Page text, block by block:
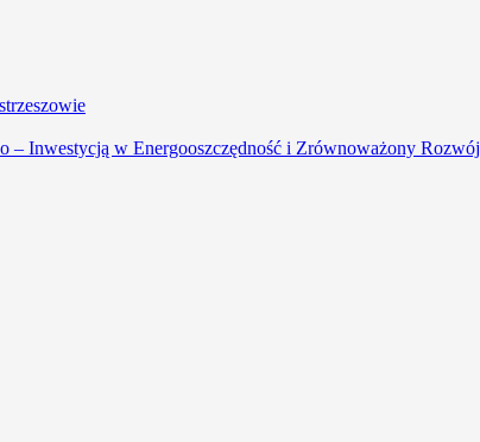
Inwestycją w Energooszczędność i Zrównoważony Rozwój